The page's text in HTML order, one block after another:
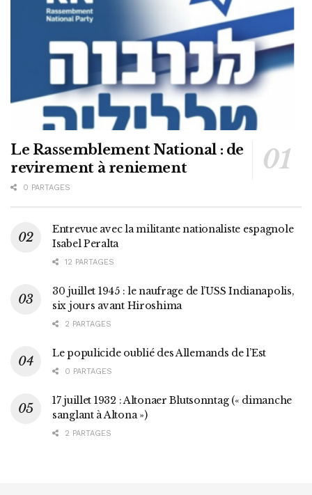
Le Rassemblement National : de
revirement à reniement
0 PARTAGES
Entrevue avec la militante nationaliste espagnole
Isabel Peralta
12 PARTAGES
30 juillet 1945 : le naufrage de l’USS Indianapolis,
six jours avant Hiroshima
2 PARTAGES
Le populicide oublié des Allemands de l’Est
0 PARTAGES
17 juillet 1932 : Altonaer Blutsonntag (« dimanche
sanglant à Altona »)
2 PARTAGES